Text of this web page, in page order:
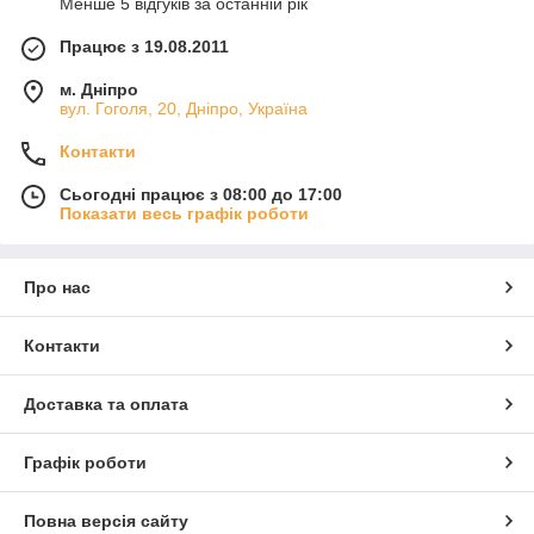
Менше 5 відгуків за останній рік
Працює з 19.08.2011
м. Дніпро
вул. Гоголя, 20, Дніпро, Україна
Контакти
Сьогодні працює з 08:00 до 17:00
Показати весь графік роботи
Про нас
Контакти
Доставка та оплата
Графік роботи
Повна версія сайту